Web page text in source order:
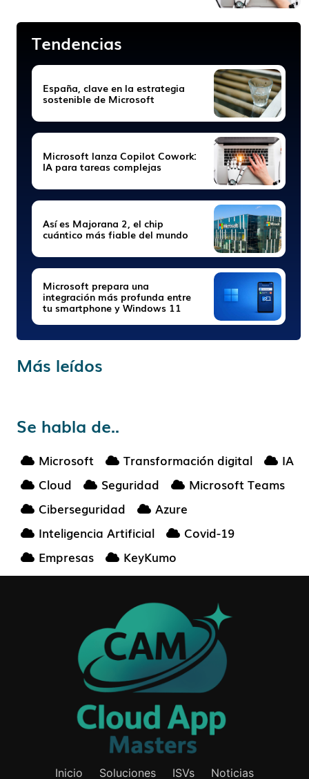
Tendencias
España, clave en la estrategia
sostenible de Microsoft
Microsoft lanza Copilot Cowork:
IA para tareas complejas
Así es Majorana 2, el chip
cuántico más fiable del mundo
Microsoft prepara una
integración más profunda entre
tu smartphone y Windows 11
Más leídos
Se habla de..
Microsoft Transformación digital
IA
Cloud
Seguridad
Microsoft Teams
Ciberseguridad
Azure
Inteligencia Artificial
Covid-19
Empresas
KeyKumo
Inicio Soluciones ISVs Noticias